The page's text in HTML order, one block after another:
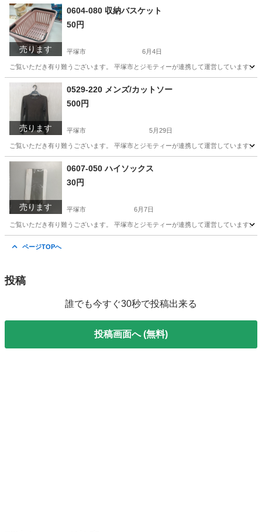
神奈川 平塚市 リユース
売ります
0604-080 収納バスケット
50円
平塚市 6月4日
ご覧いただき有り難うございます。 平塚市とジモティーが連携して運営していま
神奈川 平塚市 リユース
売ります
0529-220 メンズ/カットソー
500円
平塚市 5月29日
ご覧いただき有り難うございます。 平塚市とジモティーが連携して運営していま
神奈川 平塚市 リユース
売ります
0607-050 ハイソックス
30円
平塚市 6月7日
ご覧いただき有り難うございます。 平塚市とジモティーが連携して運営していま
ページTOPへ
投稿
誰でも今すぐ30秒で投稿出来る
投稿画面へ (無料)